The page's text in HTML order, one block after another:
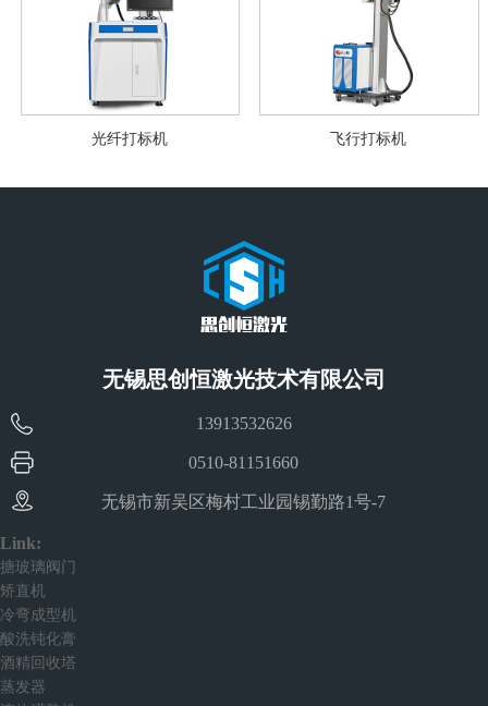
光纤打标机 飞行打标机
无锡思创恒激光技术有限公司
13913532626
0510-81151660
无锡市新吴区梅村工业园锡勤路1号-7
Link:
搪玻璃阀门
矫直机
冷弯成型机
酸洗钝化膏
酒精回收塔
蒸发器